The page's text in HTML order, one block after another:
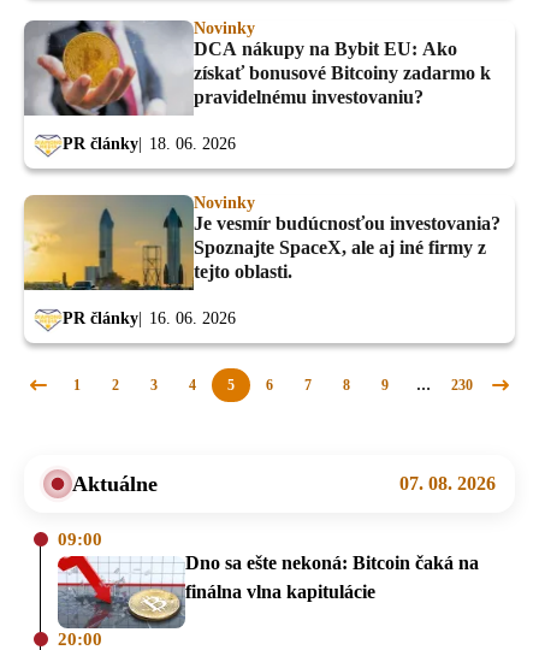
Novinky
DCA nákupy na Bybit EU: Ako
získať bonusové Bitcoiny zadarmo k
pravidelnému investovaniu?
PR články 18. 06. 2026
Novinky
Je vesmír budúcnosťou investovania?
Spoznajte SpaceX, ale aj iné firmy z
tejto oblasti.
PR články 16. 06. 2026
Predchádzajúca
1 2 3 4 5 6 7 8 9 … 230
Aktuálne 07. 08. 2026
09:00
Dno sa ešte nekoná: Bitcoin čaká na
finálna vlna kapitulácie
20:00